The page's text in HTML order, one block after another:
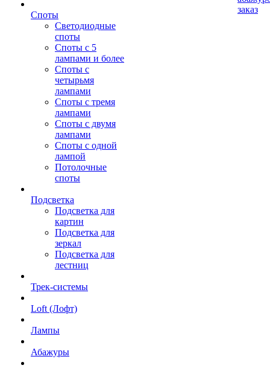
Споты
Светодиодные
споты
Споты с 5
лампами и более
Споты с
четырьмя
лампами
Споты с тремя
лампами
Споты с двумя
лампами
Споты с одной
лампой
Потолочные
споты
Подсветка
Подсветка для
картин
Подсветка для
зеркал
Подсветка для
лестниц
Трек-системы
Loft (Лофт)
Лампы
Абажуры
заказ